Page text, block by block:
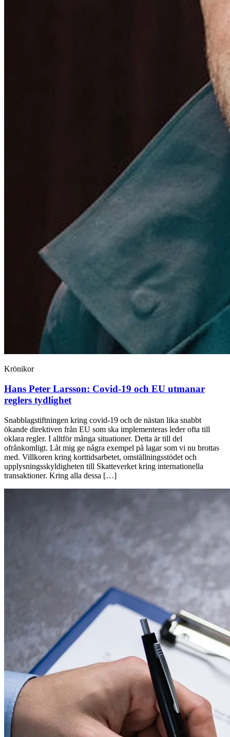
Krönikor
Hans Peter Larsson: Covid-19 och EU utmanar
reglers tydlighet
Snabblagstiftningen kring covid-19 och de nästan lika snabbt
ökande direktiven från EU som ska implementeras leder ofta till
oklara regler. I alltför många situationer. Detta är till del
ofrånkomligt. Låt mig ge några exempel på lagar som vi nu brottas
med. Villkoren kring korttidsarbetet, omställningsstö­det och
upplysningsskyldigheten till Skatteverket kring internationella
transaktioner. Kring alla dessa […]